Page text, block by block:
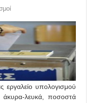
εργαλείο υπολογισμού
άκυρα-λευκά, ποσοστά